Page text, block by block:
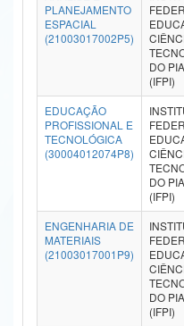
Ministério da Ciência, Tecnologia,
Ministério do Turismo
Ministério do Desenvolvimento
Controladoria-Geral da União
Ministério da Mulher, da Família e dos
Secretaria-Geral
Gabinete de Segurança Institucional
PLANEJAMENTO
ESPACIAL
(21003017002P5)
DO
(IFPI)
EDUCAÇÃO
PROFISSIONAL E
TECNOLÓGICA
(30004012074P8)
DO
(IFPI)
ENGENHARIA DE
MATERIAIS
(21003017001P9)
DO
(IFPI)